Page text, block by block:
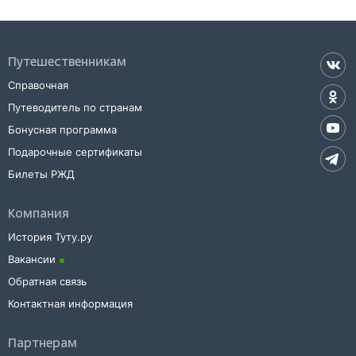
Также можно воспользоваться услугой заказа электронного ж/д
билета.
Путешественникам
Справочная
Путеводитель по странам
Бонусная программа
Подарочные сертификаты
Билеты РЖД
Компания
История Туту.ру
Вакансии
Обратная связь
Контактная информация
Партнерам